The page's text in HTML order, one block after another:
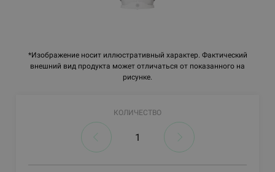
*Изображение носит иллюстративный характер. Фактический
внешний вид продукта может отличаться от показанного на
рисунке.
КОЛИЧЕСТВО